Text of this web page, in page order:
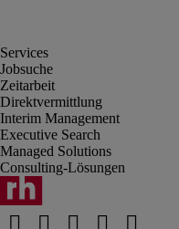
Jobsuche
Zeitarbeit
Direktvermittlung
Interim Management
Executive Search
Managed Solutions
Consulting-Lösungen